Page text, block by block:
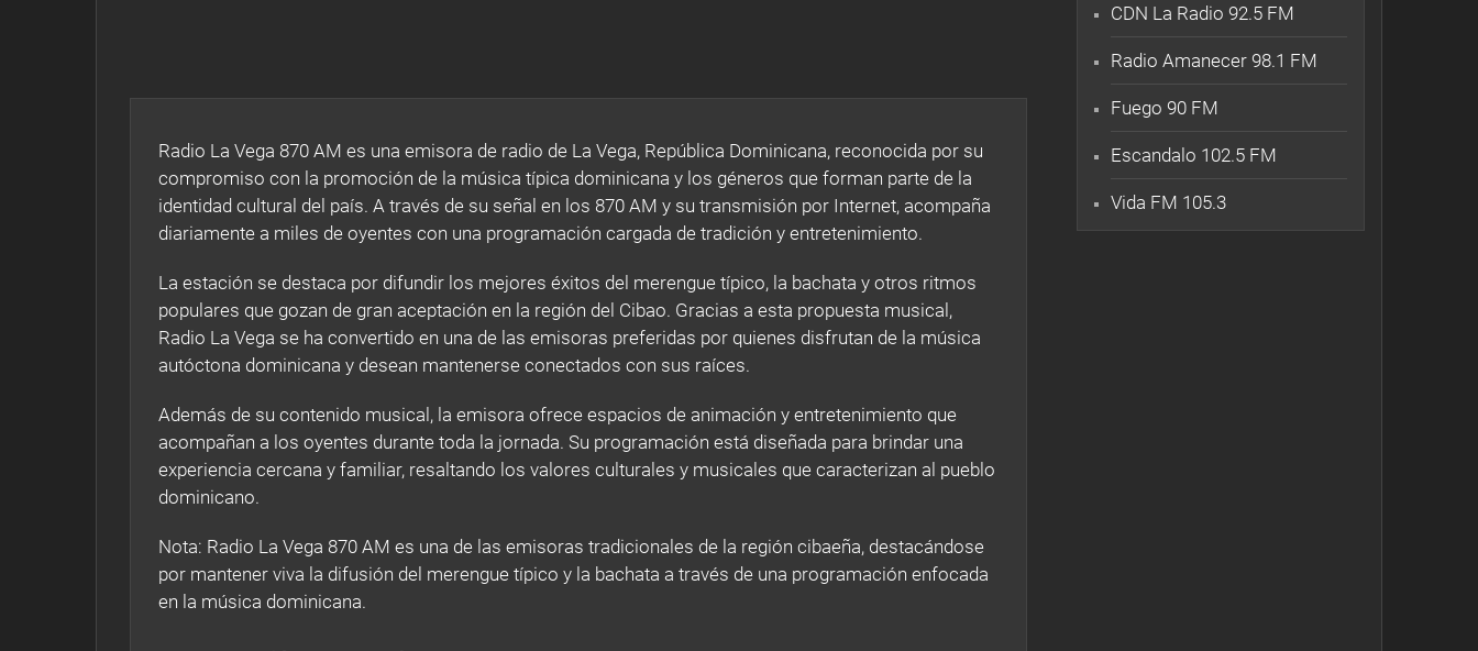
Radio La Vega 870 AM es una emisora de radio de La Vega, República Dominicana, reconocida por su
compromiso con la promoción de la música típica dominicana y los géneros que forman parte de la
identidad cultural del país. A través de su señal en los 870 AM y su transmisión por Internet, acompaña
diariamente a miles de oyentes con una programación cargada de tradición y entretenimiento.
La estación se destaca por difundir los mejores éxitos del merengue típico, la bachata y otros ritmos
populares que gozan de gran aceptación en la región del Cibao. Gracias a esta propuesta musical,
Radio La Vega se ha convertido en una de las emisoras preferidas por quienes disfrutan de la música
autóctona dominicana y desean mantenerse conectados con sus raíces.
Además de su contenido musical, la emisora ofrece espacios de animación y entretenimiento que
acompañan a los oyentes durante toda la jornada. Su programación está diseñada para brindar una
experiencia cercana y familiar, resaltando los valores culturales y musicales que caracterizan al pueblo
dominicano.
Nota: Radio La Vega 870 AM es una de las emisoras tradicionales de la región cibaeña, destacándose
por mantener viva la difusión del merengue típico y la bachata a través de una programación enfocada
en la música dominicana.
CDN La Radio 92.5 FM
Radio Amanecer 98.1 FM
Fuego 90 FM
Escandalo 102.5 FM
Vida FM 105.3